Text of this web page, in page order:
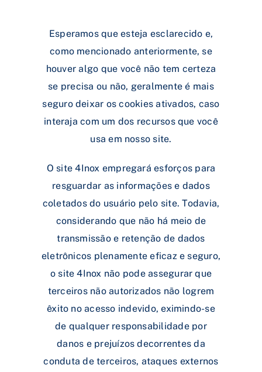
Esperamos que esteja esclarecido e,
como mencionado anteriormente, se
houver algo que você não tem certeza
se precisa ou não, geralmente é mais
seguro deixar os cookies ativados, caso
interaja com um dos recursos que você
usa em nosso site.
O site 4Inox empregará esforços para
resguardar as informações e dados
coletados do usuário pelo site. Todavia,
considerando que não há meio de
transmissão e retenção de dados
eletrônicos plenamente eficaz e seguro,
o site 4Inox não pode assegurar que
terceiros não autorizados não logrem
êxito no acesso indevido, eximindo-se
de qualquer responsabilidade por
danos e prejuízos decorrentes da
conduta de terceiros, ataques externos